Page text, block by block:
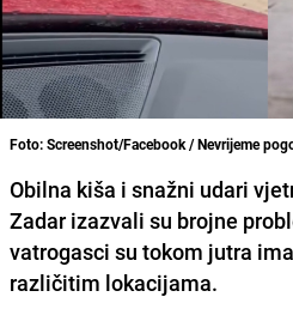
Foto: Screenshot/Facebook / Nevrijeme
Obilna kiša i snažni udari
Zadar izazvali su brojne
vatrogasci su tokom jutra
različitim lokacijama.